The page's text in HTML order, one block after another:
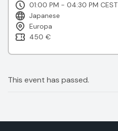
01:00 PM - 04:30 PM CEST
Japanese
Europa
450 €
This event has passed.